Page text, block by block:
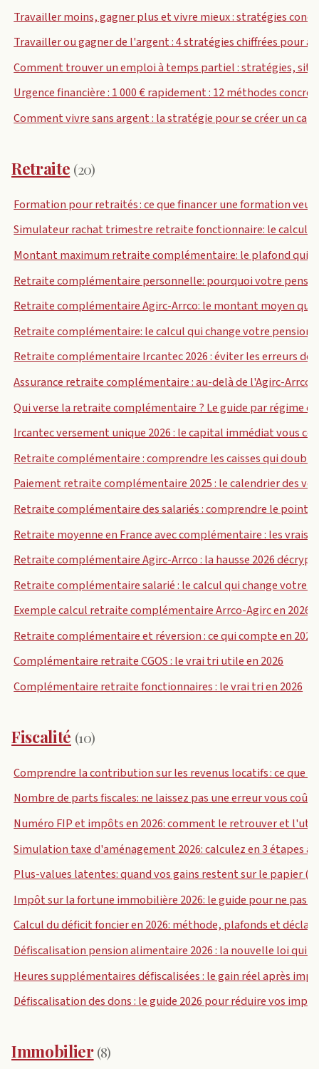
Travailler moins, gagner plus et vivre mieux : stratégies
Travailler ou gagner de l'argent : 4 stratégies chiffrées pour
Comment trouver un emploi à temps partiel : stratégies,
Urgence financière : 1 000 € rapidement : 12 méthodes
Comment vivre sans argent : la stratégie pour se créer un
Retraite (20)
Formation pour retraités : ce que financer une formation
Simulateur rachat trimestre retraite fonctionnaire: le calcul
Montant maximum retraite complémentaire: le plafond qui
Retraite complémentaire personnelle: pourquoi votre
Retraite complémentaire Agirc-Arrco: le montant moyen qui
Retraite complémentaire: le calcul qui change votre pension
Retraite complémentaire Ircantec 2026 : éviter les erreurs de
Assurance retraite complémentaire : au-delà de l'Agirc-
Qui verse la retraite complémentaire ? Le guide par régime
Ircantec versement unique 2026 : le capital immédiat vous
Retraite complémentaire : comprendre les caisses qui
Paiement retraite complémentaire 2025 : le calendrier des
Retraite complémentaire des salariés : comprendre le point
Retraite moyenne en France avec complémentaire : les vrais
Retraite complémentaire Agirc-Arrco : la hausse 2026
Retraite complémentaire salarié : le calcul qui change votre
Exemple calcul retraite complémentaire Arrco-Agirc en 2026
Retraite complémentaire et réversion : ce qui compte en 2026
Complémentaire retraite CGOS : le vrai tri utile en 2026
Complémentaire retraite fonctionnaires : le vrai tri en 2026
Fiscalité (10)
Comprendre la contribution sur les revenus locatifs : ce que
Nombre de parts fiscales: ne laissez pas une erreur vous
Numéro FIP et impôts en 2026: comment le retrouver et
Simulation taxe d'aménagement 2026: calculez en 3 étapes
Plus-values latentes: quand vos gains restent sur le papier
Impôt sur la fortune immobilière 2026: le guide pour ne pas
Calcul du déficit foncier en 2026: méthode, plafonds et
Défiscalisation pension alimentaire 2026 : la nouvelle loi qui
Heures supplémentaires défiscalisées : le gain réel après
Défiscalisation des dons : le guide 2026 pour réduire vos
Immobilier (8)